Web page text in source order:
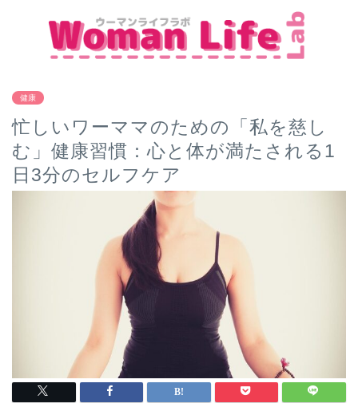
健康
忙しいワーママのための「私を慈し
む」健康習慣：心と体が満たされる1
日3分のセルフケア